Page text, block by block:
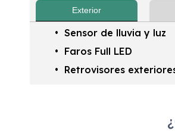
Exterior
Sensor de lluvia y luz
Faros Full LED
Retrovisores